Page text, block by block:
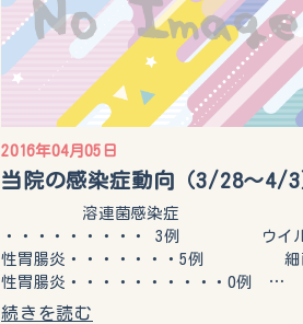
2016年04月05日
当院の感染症動向（3/28～4/3
溶連菌感染症
・・・・・・・・・ 3例 ウイ
性胃腸炎・・・・・・・5例 細
性胃腸炎・・・・・・・・・・0例 …
続きを読む